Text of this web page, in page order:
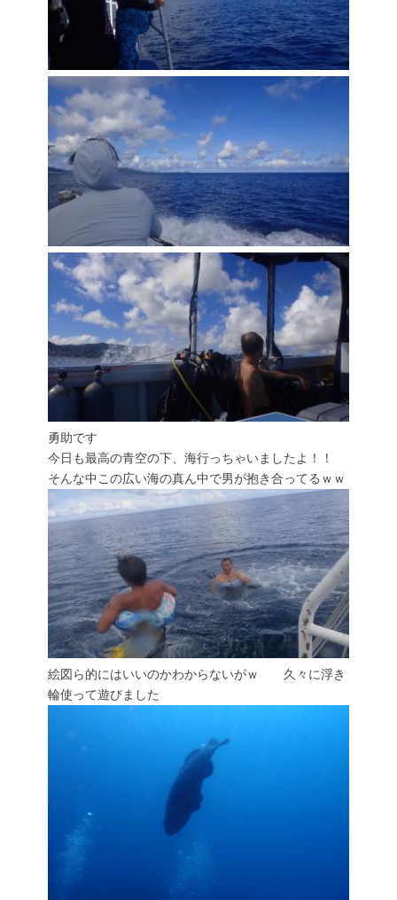
勇助です
今日も最高の青空の下、海行っちゃいましたよ！！
そんな中この広い海の真ん中で男が抱き合ってるｗｗ
絵図ら的にはいいのかわからないがｗ 久々に浮き
輪使って遊びました